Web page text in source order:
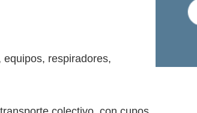
respiradores,